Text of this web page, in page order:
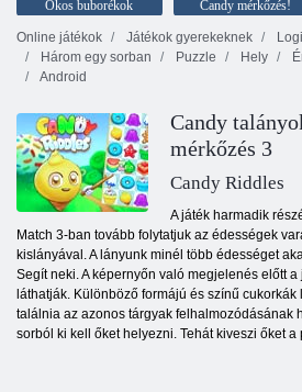
Okos buborékok Candy mérkőzés!
Online játékok
Játékok gyerekeknek
Három egy sorban
Puzzle Hely
Android
Candy
mérkőzés 3
Candy Riddles
A játék harmadik
Match 3-ban tovább folytatjuk az édességek
kislányával. A lányunk minél több édességet
Segít neki. A képernyőn való megjelenés előtt
láthatják. Különböző formájú és színű cukorkák
találnia az azonos tárgyak felhalmozódásának
sorból ki kell őket helyezni. Tehát kiveszi őket